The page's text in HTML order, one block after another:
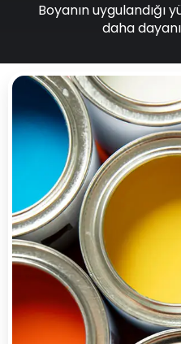
Boyanın uygulandığı
daha